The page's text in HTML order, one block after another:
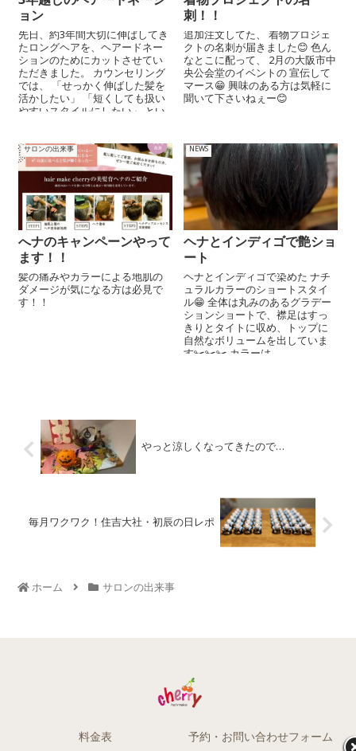
ョン
先日、約3年間大切に伸ばしてき
たロングヘアを、ヘアードネー
ションのためにカットさせてい
ただきました。 カウンセリング
では、 「せっかく伸ばした髪を
活かしたい」 「短くしても扱い
やすいスタイルにしたい」 とい
刺！！
追加注文してた、 着物プロジェ
クトの名刺が届きました😊 色ん
なとこに配って、 2月の大阪市中
央公会堂のイベントの 宣伝して
マース😁 興味のある方は気軽に
聞いて下さいねぇー😊
サロンの出来事
へナのキャンペーンやって
ます！！
髪の痛みやカラーによる地肌の
ダメージが気になる方は必見で
す！！
NEWS
ヘナとインディゴで艶ショ
ート
ヘナとインディゴで染めた ナチ
ュラルカラーのショートスタイ
ル😁 全体は丸みのあるグラデー
ションショートで、襟足はすっ
きりとタイトに収め、トップに
自然なボリュームを出していま
す✂️✂️✂️ カラーは...
やっと涼しくなってきたので…
毎月ワクワク！住吉大社・初辰の日レポ
ホーム サロンの出来事
料金表 予約・お問い合わせフォーム